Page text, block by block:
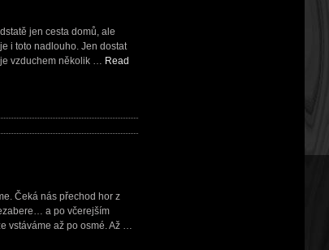
jen cesta domů, ale
i toto nadlouho. Jen dostat
vzduchem několik … Read
Čeká nás přechod hor z
a po včerejším
vstáváme až po osmé. Až …